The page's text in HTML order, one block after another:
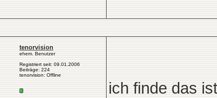
tenorvision
ehem. Benutzer
Registriert seit: 09.01.2006
Beiträge: 224
tenorvision: Offline
ich finde das